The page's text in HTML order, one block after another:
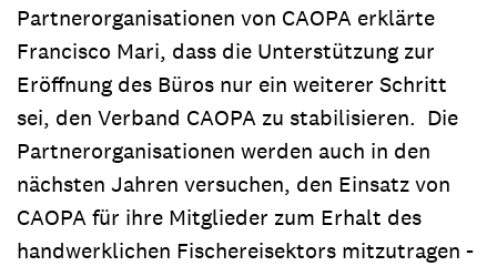
Partnerorganisationen von CAOPA erklärte
Francisco Mari, dass die Unterstützung zur
Eröffnung des Büros nur ein weiterer Schritt
sei, den Verband CAOPA zu stabilisieren. Die
Partnerorganisationen werden auch in den
nächsten Jahren versuchen, den Einsatz von
CAOPA für ihre Mitglieder zum Erhalt des
handwerklichen Fischereisektors mitzutragen -